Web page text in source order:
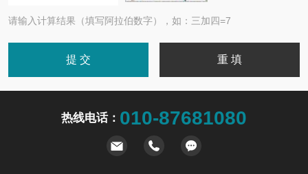
请输入计算结果（填写阿拉伯数字），如：三加四=7
热线电话： 010-87681080